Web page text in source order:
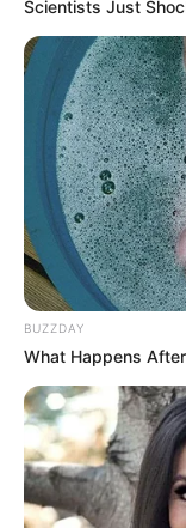
Sam zwiastun
Scientists Just
BUZZDAY
What Happens